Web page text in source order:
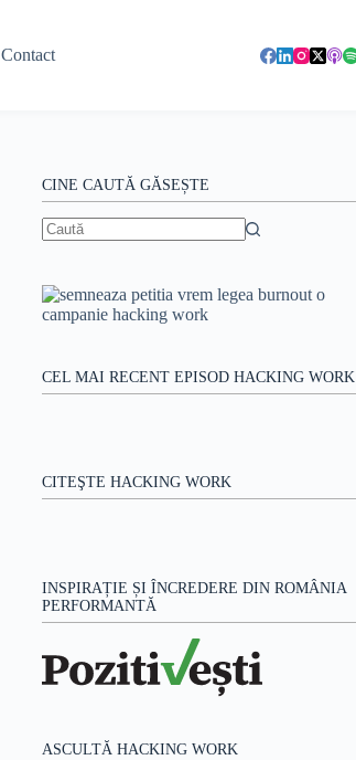
Contact
CINE CAUTĂ GĂSEȘTE
CEL MAI RECENT EPISOD HACKING WORK
CITEŞTE HACKING WORK
INSPIRAȚIE ȘI ÎNCREDERE DIN ROMÂNIA
PERFORMANTĂ
ASCULTĂ HACKING WORK